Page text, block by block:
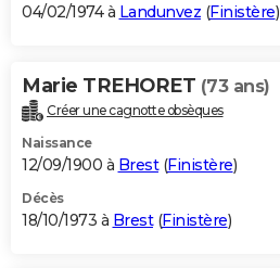
04/02/1974 à Landunvez (Finistère)
Marie TREHORET (73 ans)
Créer une cagnotte obsèques
Naissance
12/09/1900 à Brest(Finistère)
Décès
18/10/1973 à Brest(Finistère)